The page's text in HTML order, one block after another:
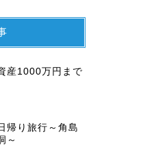
産1000万円まで
帰り旅行～角島
～